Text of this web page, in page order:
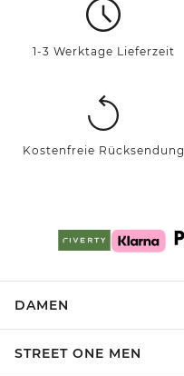
1-3 Werktage Lieferzeit
Kostenfreie Rücksendung
DAMEN
STREET ONE MEN